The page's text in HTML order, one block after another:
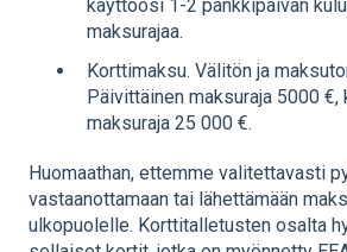
käyttöösi 1-2 pankkipäivän
maksurajaa.
Korttimaksu. Välitön ja
Päivittäinen maksuraja 5000 €,
maksuraja 25 000 €.
Huomaathan, ettemme valitettavasti
vastaanottamaan tai lähettämään
ulkopuolelle. Korttitalletusten osalta